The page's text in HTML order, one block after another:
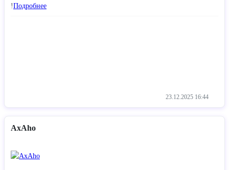
!Подробнее
23.12.2025 16:44
AxAho